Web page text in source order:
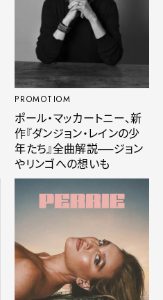
PROMOTIOM
ポール・マッカートニー、新
作『ダンジョン・レインの少
年たち』全曲解説──ジョン
やリンゴへの想いも